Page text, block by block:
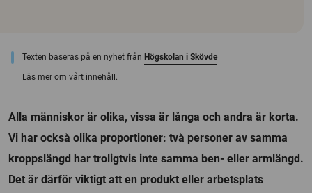
Texten baseras på en nyhet från Högskolan i Skövde
Läs mer om vårt innehåll.
Alla människor är olika, vissa är långa och andra är korta.
Vi har också olika proportioner: två personer av samma
kroppslängd har troligtvis inte samma ben- eller armlängd.
Det är därför viktigt att en produkt eller arbetsplats